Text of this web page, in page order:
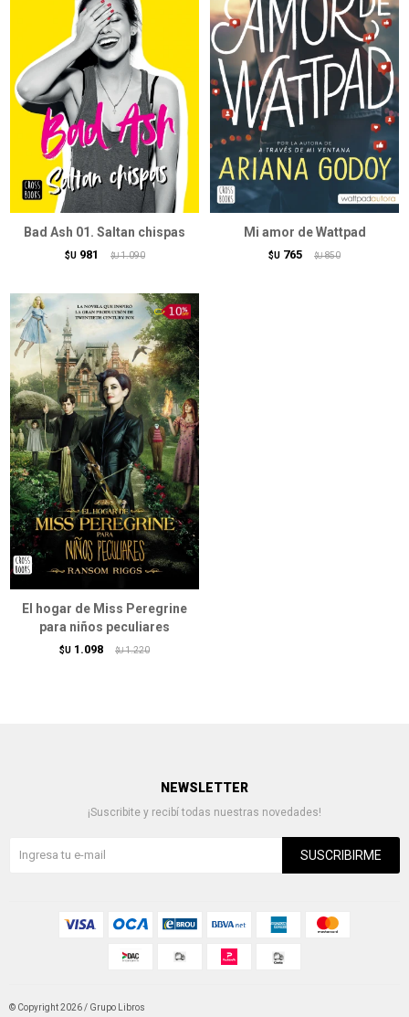
Bad Ash 01. Saltan chispas
$U 981 $U 1.090
Mi amor de Wattpad
$U 765 $U 850
El hogar de Miss Peregrine
para niños peculiares
$U 1.098 $U 1.220
NEWSLETTER
¡Suscribite y recibí todas nuestras novedades!
SUSCRIBIRME
© Copyright 2026 / Grupo Libros